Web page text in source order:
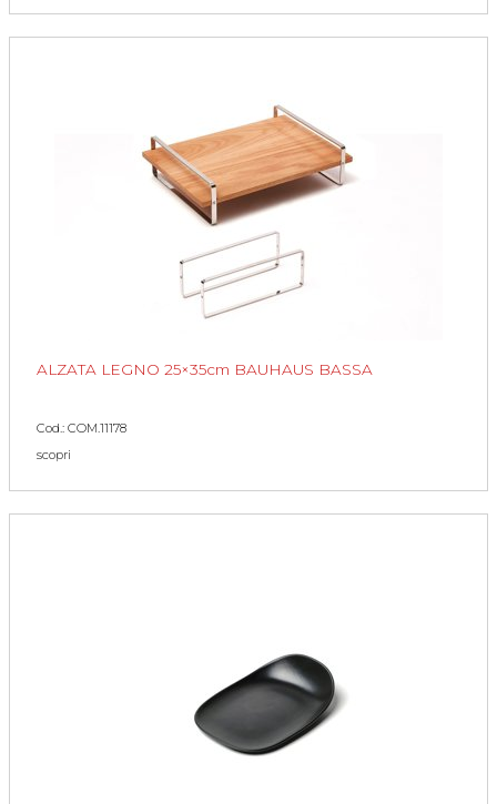
ALZATA LEGNO 25×35cm BAUHAUS BASSA
Cod.: COM.11178
scopri